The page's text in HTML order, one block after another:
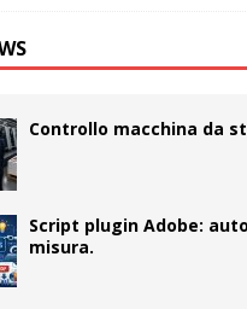
Controllo macchina da
Script plugin Adobe:
misura.